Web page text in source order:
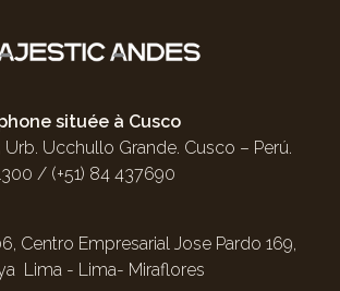
située à Cusco
Urb. Ucchullo Grande. Cusco – Perú.
/ (+51) 84 437690
Centro Empresarial Jose Pardo 169,
Lima - Lima- Miraflores